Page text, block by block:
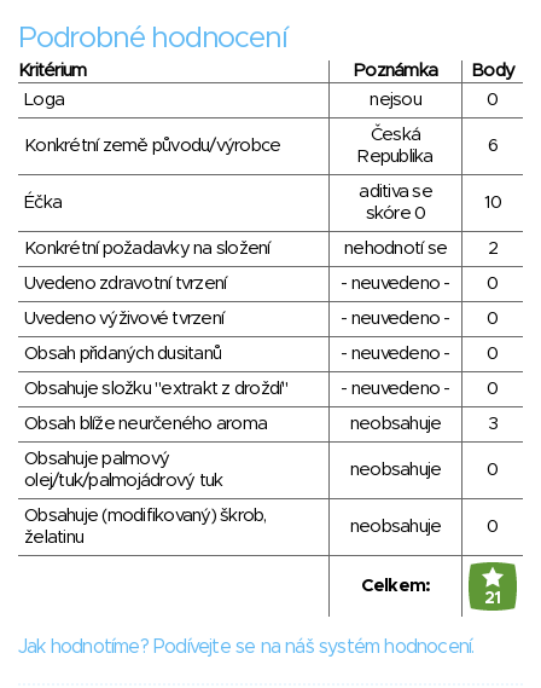
Podrobné hodnocení
Kritérium Poznámka
Body
Loga
nejsou 0
Konkrétní země původu/výrobce
Česká
Republika
6
Éčka
aditiva se
skóre 0
10
Konkrétní požadavky na složení nehodnotí se
2
Uvedeno zdravotní tvrzení
- neuvedeno -
0
Uvedeno výživové tvrzení
- neuvedeno -
0
Obsah přidaných dusitanů
- neuvedeno -
0
Obsahuje složku "extrakt z droždí"
- neuvedeno -
0
Obsah blíže neurčeného aroma
neobsahuje
3
Obsahuje palmový
olej/tuk/palmojádrový tuk
neobsahuje 0
Obsahuje (modifikovaný) škrob,
želatinu
neobsahuje 0
Celkem:
21
Jak hodnotíme? Podívejte se na náš systém hodnocení.